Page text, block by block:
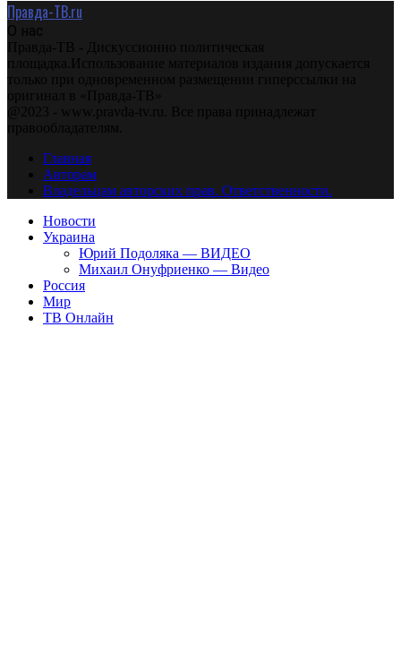
Правда-ТВ.ru
О нас
Правда-ТВ - Дискуссионно политическая
площадка.Использование материалов издания допускается
только при одновременном размещении гиперссылки на
оригинал в «Правда-ТВ»
@2023 - www.pravda-tv.ru. Все права принадлежат
правообладателям.
Главная
Авторам
Владельцам авторских прав. Ответственности.
Новости
Украина
Юрий Подоляка — ВИДЕО
Михаил Онуфриенко — Видео
Россия
Мир
ТВ Онлайн